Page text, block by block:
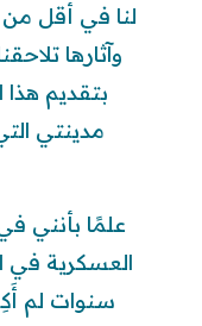
لنا في أقل من
وآثارها
بتقديم
مدينتي
علمًا بأنني
العسكرية في
سنوات لم